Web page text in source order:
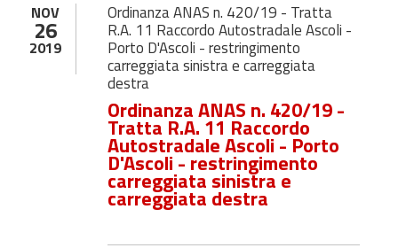
NOV
26
2019
Ordinanza ANAS n. 420/19 - Tratta
R.A. 11 Raccordo Autostradale Ascoli -
Porto D'Ascoli - restringimento
carreggiata sinistra e carreggiata
destra
Ordinanza ANAS n. 420/19 -
Tratta R.A. 11 Raccordo
Autostradale Ascoli - Porto
D'Ascoli - restringimento
carreggiata sinistra e
carreggiata destra